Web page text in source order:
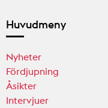
Huvudmeny
Nyheter
Fördjupning
Åsikter
Intervjuer